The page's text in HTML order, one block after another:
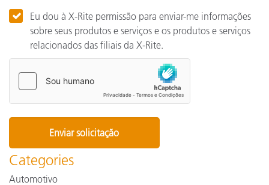
Eu dou à X-Rite permissão para enviar-me informações
sobre seus produtos e serviços e os produtos e serviços
relacionados das filiais da X-Rite.
Categories
Automotivo